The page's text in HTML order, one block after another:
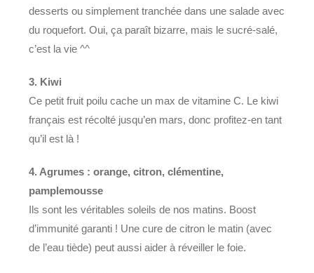
desserts ou simplement tranchée dans une salade avec
du roquefort. Oui, ça paraît bizarre, mais le sucré-salé,
c’est la vie ^^
3. Kiwi
Ce petit fruit poilu cache un max de vitamine C. Le kiwi
français est récolté jusqu’en mars, donc profitez-en tant
qu’il est là !
4. Agrumes : orange, citron, clémentine,
pamplemousse
Ils sont les véritables soleils de nos matins. Boost
d’immunité garanti ! Une cure de citron le matin (avec
de l’eau tiède) peut aussi aider à réveiller le foie.